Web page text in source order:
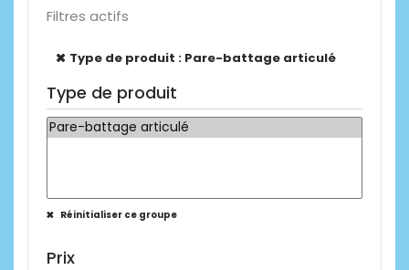
Filtres actifs
Type de produit : Pare-battage articulé
Type de produit
Réinitialiser ce groupe
Prix